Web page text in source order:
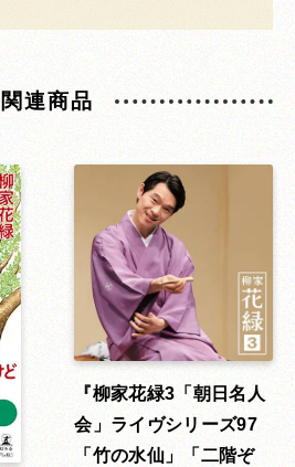
関連商品
柳家花緑3「朝日名人
会」ライヴシリーズ97
「竹の水仙」「二階ぞ